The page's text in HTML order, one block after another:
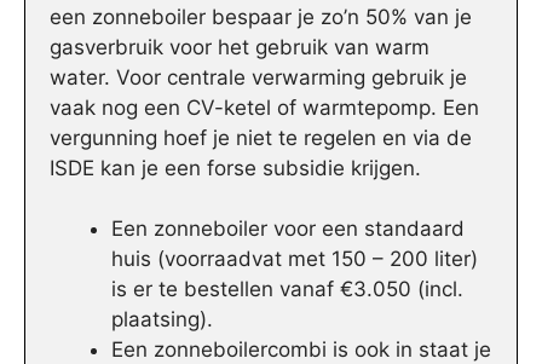
een zonneboiler bespaar je zo’n 50% van je
gasverbruik voor het gebruik van warm
water. Voor centrale verwarming gebruik je
vaak nog een CV-ketel of warmtepomp. Een
vergunning hoef je niet te regelen en via de
ISDE kan je een forse subsidie krijgen.
Een zonneboiler voor een standaard
huis (voorraadvat met 150 – 200 liter)
is er te bestellen vanaf €3.050 (incl.
plaatsing).
Een zonneboilercombi is ook in staat je